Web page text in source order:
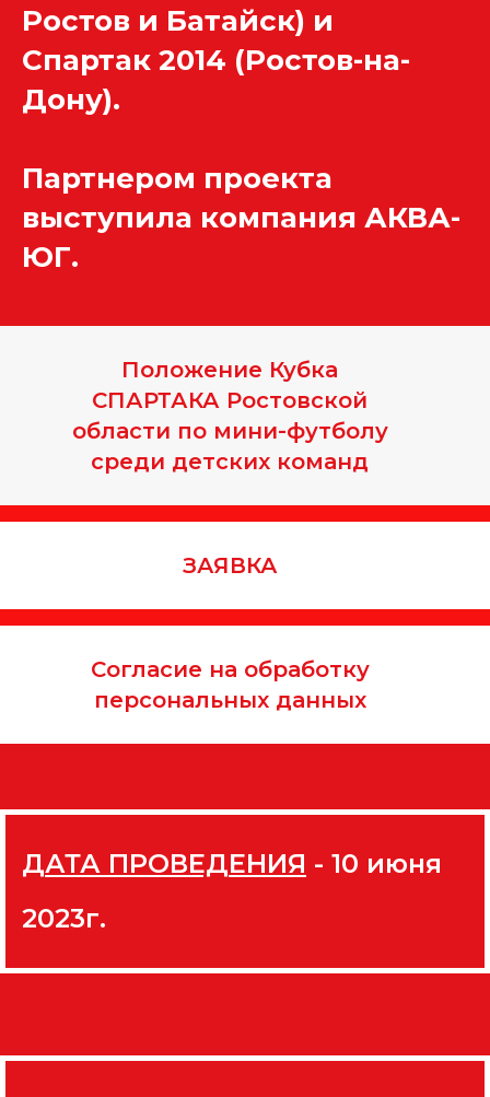
Ростов и Батайск) и
Спартак 2014 (Ростов-на-
Дону).
Партнером проекта
выступила компания АКВА-
ЮГ.
Положение Кубка
СПАРТАКА Ростовской
области по мини-футболу
среди детских команд
ЗАЯВКА
Согласие на обработку
персональных данных
ДАТА ПРОВЕДЕНИЯ - 10 июня
2023г.